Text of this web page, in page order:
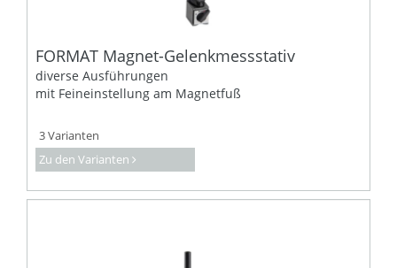
FORMAT Magnet-Gelenkmessstativ
diverse Ausführungen
mit Feineinstellung am Magnetfuß
3 Varianten
Zu den Varianten